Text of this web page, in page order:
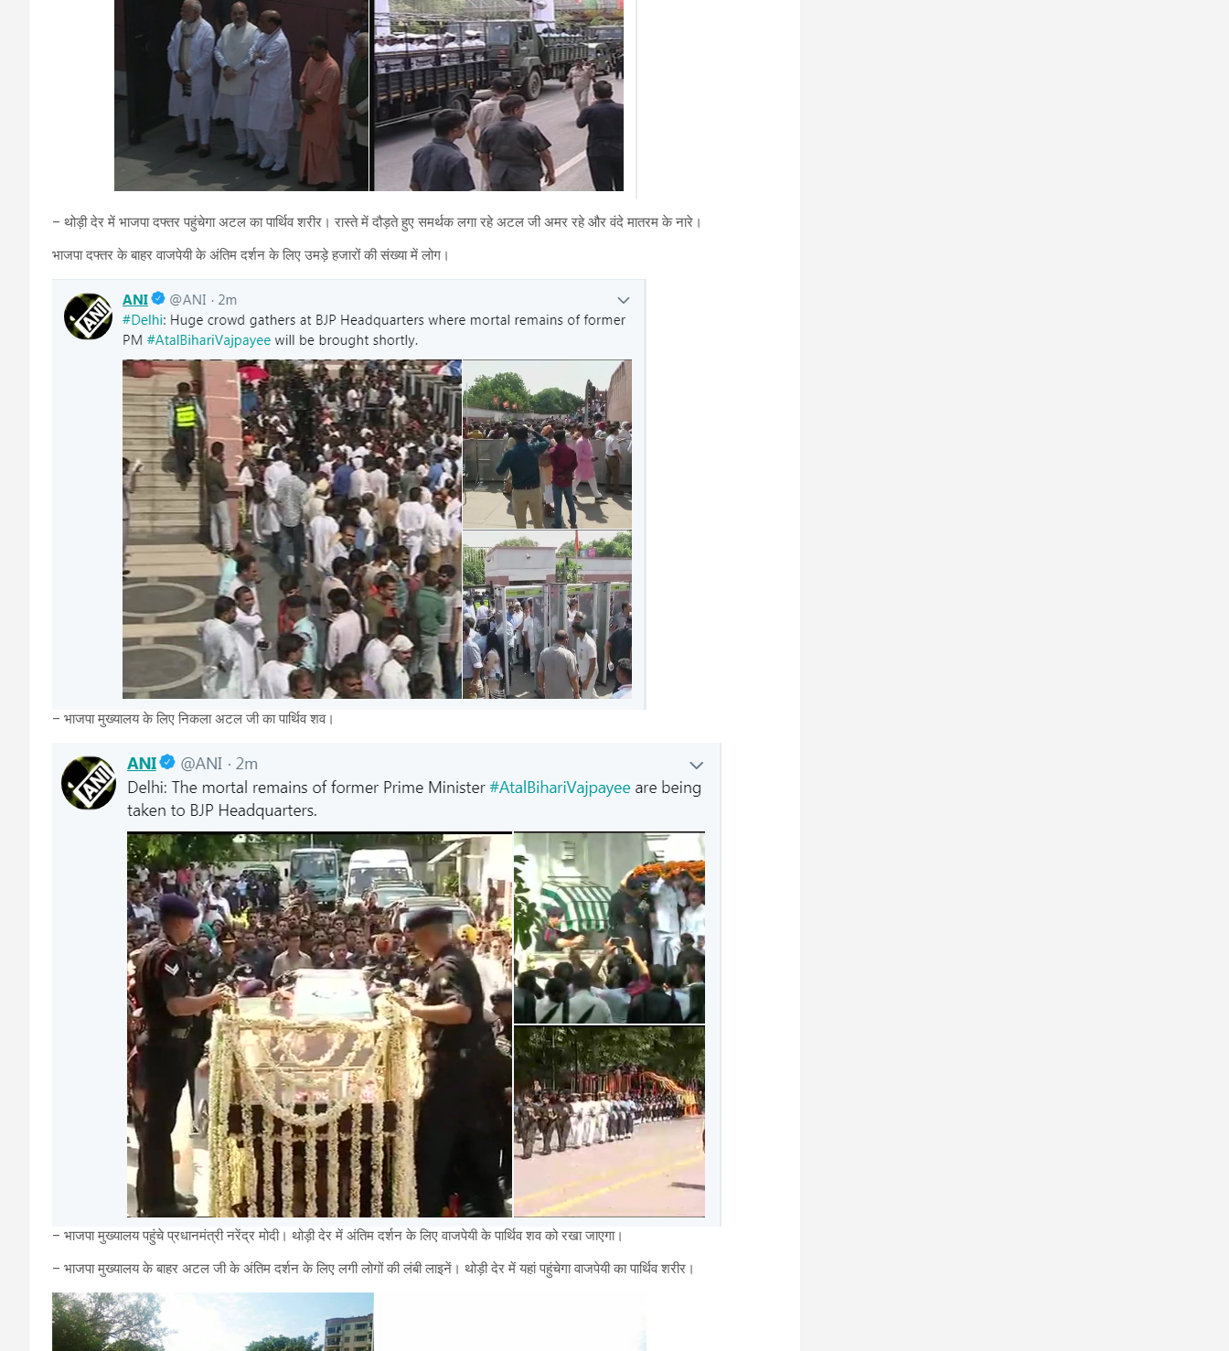
– थोड़ी देर में भाजपा दफ्तर पहुंचेगा अटल का पार्थिव शरीर। रास्ते में दौड़ते हुए समर्थक लगा रहे अटल जी अमर रहे और वंदे मातरम के नारे।
भाजपा दफ्तर के बाहर वाजपेयी के अंतिम दर्शन के लिए उमड़े हजारों की संख्या में लोग।
– भाजपा मुख्यालय के लिए निकला अटल जी का पार्थिव शव।
– भाजपा मुख्यालय पहुंचे प्रधानमंत्री नरेंद्र मोदी। थोड़ी देर में अंतिम दर्शन के लिए वाजपेयी के पार्थिव शव को रखा जाएगा।
– भाजपा मुख्यालय के बाहर अटल जी के अंतिम दर्शन के लिए लगी लोगों की लंबी लाइनें। थोड़ी देर में यहां पहुंचेगा वाजपेयी का पार्थिव शरीर।